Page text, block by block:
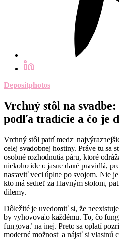
Depositphotos
Vrchný stôl na
podľa tradície a čo je
Vrchný stôl patrí medzi
celej svadobnej hostiny. Práve tu sa
osobné rozhodnutia páru, ktoré
niekoho ide o jasne dané pravidlá,
nastaviť veci úplne po svojom. Nie
kto má sedieť za hlavným stolom,
dilemy.
Dôležité je uvedomiť si, že
by vyhovovalo každému. To, čo
fungovať na inej. Preto sa oplatí
moderné možnosti a nájsť si vlastnú